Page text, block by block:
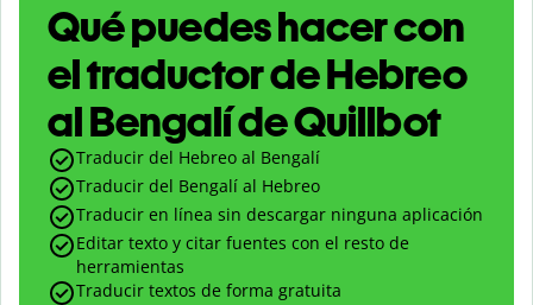
Qué puedes hacer con
el traductor de Hebreo
al Bengalí de Quillbot
Traducir del Hebreo al Bengalí
Traducir del Bengalí al Hebreo
Traducir en línea sin descargar ninguna aplicación
Editar texto y citar fuentes con el resto de
herramientas
Traducir textos de forma gratuita